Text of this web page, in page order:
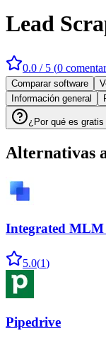
Lead
0.0 / 5 (0
Comparar software
Información general
¿Por qué es
Alternativas
Integrated MLM
5.0(1)
Pipedrive